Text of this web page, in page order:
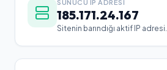
SUNUCU IP ADRESI
185.171.24.167
Sitenin barındığı aktif IP adresi.